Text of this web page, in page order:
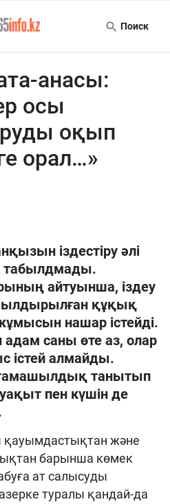
Поиск
анасы:
осы
оқып
орал…»
іздестіру әлі
табылдмады.
айтуынша, іздеу
құқық
нашар істейді.
адам саны өте аз, олар
алмайды.
танытып
пен күшін де
қауымдастықтан және
барынша көмек
ат салысуды
туралы қандай-да